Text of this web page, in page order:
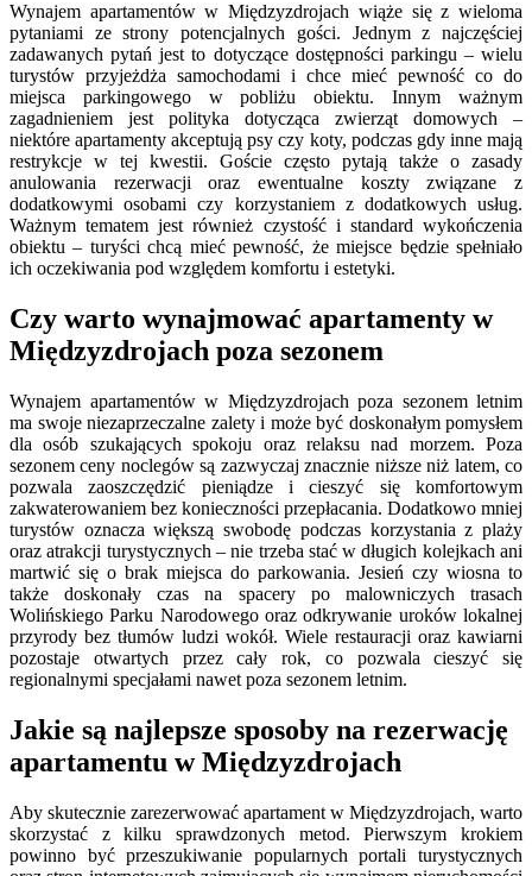
Wynajem apartamentów w Międzyzdrojach wiąże się z wieloma
pytaniami ze strony potencjalnych gości. Jednym z najczęściej
zadawanych pytań jest to dotyczące dostępności parkingu – wielu
turystów przyjeżdża samochodami i chce mieć pewność co do
miejsca parkingowego w pobliżu obiektu. Innym ważnym
zagadnieniem jest polityka dotycząca zwierząt domowych –
niektóre apartamenty akceptują psy czy koty, podczas gdy inne mają
restrykcje w tej kwestii. Goście często pytają także o zasady
anulowania rezerwacji oraz ewentualne koszty związane z
dodatkowymi osobami czy korzystaniem z dodatkowych usług.
Ważnym tematem jest również czystość i standard wykończenia
obiektu – turyści chcą mieć pewność, że miejsce będzie spełniało
ich oczekiwania pod względem komfortu i estetyki.
Czy warto wynajmować apartamenty w
Międzyzdrojach poza sezonem
Wynajem apartamentów w Międzyzdrojach poza sezonem letnim
ma swoje niezaprzeczalne zalety i może być doskonałym pomysłem
dla osób szukających spokoju oraz relaksu nad morzem. Poza
sezonem ceny noclegów są zazwyczaj znacznie niższe niż latem, co
pozwala zaoszczędzić pieniądze i cieszyć się komfortowym
zakwaterowaniem bez konieczności przepłacania. Dodatkowo mniej
turystów oznacza większą swobodę podczas korzystania z plaży
oraz atrakcji turystycznych – nie trzeba stać w długich kolejkach ani
martwić się o brak miejsca do parkowania. Jesień czy wiosna to
także doskonały czas na spacery po malowniczych trasach
Wolińskiego Parku Narodowego oraz odkrywanie uroków lokalnej
przyrody bez tłumów ludzi wokół. Wiele restauracji oraz kawiarni
pozostaje otwartych przez cały rok, co pozwala cieszyć się
regionalnymi specjałami nawet poza sezonem letnim.
Jakie są najlepsze sposoby na rezerwację
apartamentu w Międzyzdrojach
Aby skutecznie zarezerwować apartament w Międzyzdrojach, warto
skorzystać z kilku sprawdzonych metod. Pierwszym krokiem
powinno być przeszukiwanie popularnych portali turystycznych